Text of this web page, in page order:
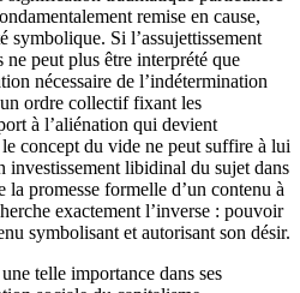
remise en cause,
symbolique. Si l’assujettissement
ne peut plus être interprété que
nécessaire de l’indétermination
ordre collectif fixant les
à l’aliénation qui devient
concept du vide ne peut suffire à lui
investissement libidinal du sujet dans
promesse formelle d’un contenu à
exactement l’inverse : pouvoir
symbolisant et autorisant son désir.
telle importance dans ses